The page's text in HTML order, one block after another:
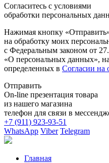
Согласитесь с условиями
обработки персональных
Нажимая кнопку
на обработку моих
с Федеральным законом от
«О персональных данных»,
определенных в Согласии на
Отправить
On-line презентация товара
из нашего магазина
телефон для связи в
+7 (911) 923-93-51
WhatsApp Viber Telegram
Главная